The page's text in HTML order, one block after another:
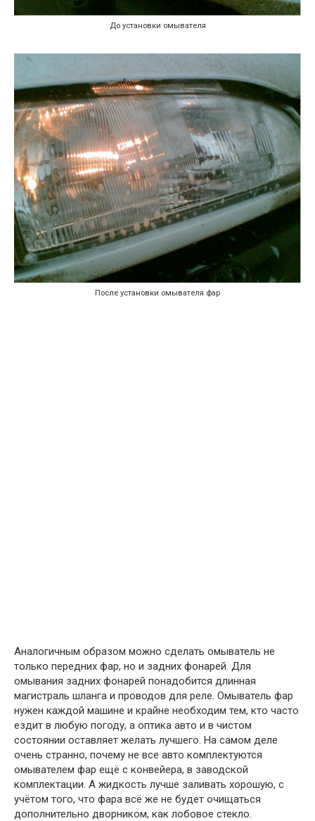
До установки омывателя
После установки омывателя фар
Аналогичным образом можно сделать омыватель не
только передних фар, но и задних фонарей. Для
омывания задних фонарей понадобится длинная
магистраль шланга и проводов для реле. Омыватель фар
нужен каждой машине и крайне необходим тем, кто часто
ездит в любую погоду, а оптика авто и в чистом
состоянии оставляет желать лучшего. На самом деле
очень странно, почему не все авто комплектуются
омывателем фар ещё с конвейера, в заводской
комплектации. А жидкость лучше заливать хорошую, с
учётом того, что фара всё же не будет очищаться
дополнительно дворником, как лобовое стекло.